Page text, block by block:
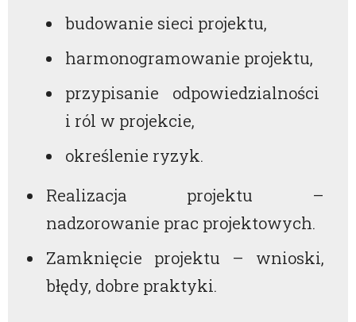
budowanie sieci projektu,
harmonogramowanie projektu,
przypisanie odpowiedzialności
i ról w projekcie,
określenie ryzyk.
Realizacja projektu –
nadzorowanie prac projektowych.
Zamknięcie projektu – wnioski,
błędy, dobre praktyki.